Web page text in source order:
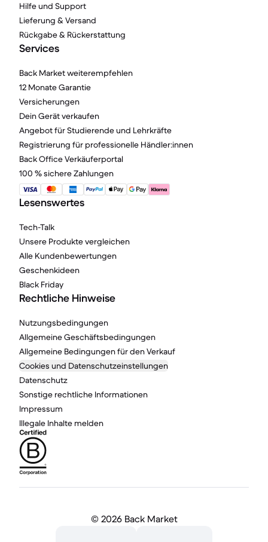
Hilfe und Support
Lieferung & Versand
Rückgabe & Rückerstattung
Services
Back Market weiterempfehlen
12 Monate Garantie
Versicherungen
Dein Gerät verkaufen
Angebot für Studierende und Lehrkräfte
Registrierung für professionelle Händler:innen
Back Office Verkäuferportal
100 % sichere Zahlungen
Lesenswertes
Tech-Talk
Unsere Produkte vergleichen
Alle Kundenbewertungen
Geschenkideen
Black Friday
Rechtliche Hinweise
Nutzungsbedingungen
Allgemeine Geschäftsbedingungen
Allgemeine Bedingungen für den Verkauf
Cookies und Datenschutzeinstellungen
Datenschutz
Sonstige rechtliche Informationen
Impressum
Illegale Inhalte melden
© 2026 Back Market